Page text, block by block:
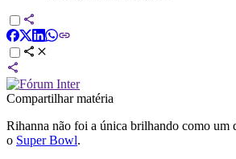
Compartilhar matéria
Rihanna não foi a única brilhando como um
o Super Bowl.